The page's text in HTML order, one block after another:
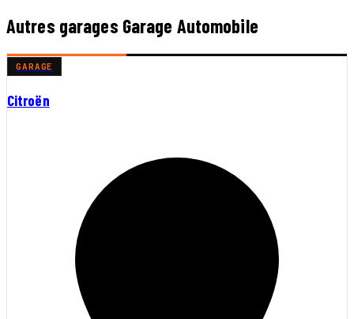
Autres garages Garage Automobile
GARAGE
Citroën